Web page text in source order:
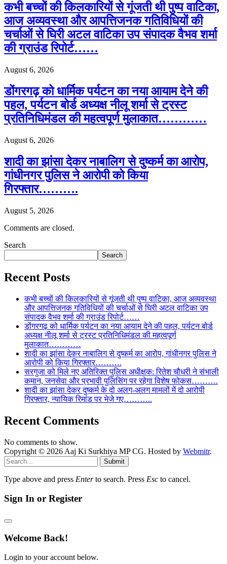
कभी बच्चों की किलकारियों से गूंजती थी पुष्प वाटिका,
आज अव्यवस्था और आपत्तिजनक गतिविधियों की
चर्चाओं से घिरी अटल वाटिका उप संपादक वैभव शर्मा
की ग्राउंड रिपोर्ट……
August 6, 2026
डोंगरगढ़ को धार्मिक पर्यटन का नया आयाम देने की
पहल, पर्यटन बोर्ड अध्यक्ष नीलू शर्मा से ट्रस्ट
प्रतिनिधिमंडल की महत्वपूर्ण मुलाकात…………
August 6, 2026
शादी का झांसा देकर नाबालिग से दुष्कर्म का आरोप,
गांधीनगर पुलिस ने आरोपी को किया
गिरफ्तार……….
August 5, 2026
Comments are closed.
Search
Search
Recent Posts
कभी बच्चों की किलकारियों से गूंजती थी पुष्प वाटिका, आज अव्यवस्था
और आपत्तिजनक गतिविधियों की चर्चाओं से घिरी अटल वाटिका उप
संपादक वैभव शर्मा की ग्राउंड रिपोर्ट……
डोंगरगढ़ को धार्मिक पर्यटन का नया आयाम देने की पहल, पर्यटन बोर्ड
अध्यक्ष नीलू शर्मा से ट्रस्ट प्रतिनिधिमंडल की महत्वपूर्ण
मुलाकात…………
शादी का झांसा देकर नाबालिग से दुष्कर्म का आरोप, गांधीनगर पुलिस ने
आरोपी को किया गिरफ्तार……….
सरगुजा को मिले नए अतिरिक्त पुलिस अधीक्षक: रितेश चौधरी ने संभाली
कमान, जनसेवा और प्रभावी पुलिसिंग पर रहेगा विशेष फोकस……….
शादी का झांसा देकर दुष्कर्म के दो अलग-अलग मामलों में दो आरोपी
गिरफ्तार, न्यायिक रिमांड पर भेजे गए………..
Recent Comments
No comments to show.
Copyright © 2026 Aaj Ki Surkhiya MP CG. Hosted by Webmitr.
Submit
Type above and press Enterto search. Press Esc to cancel.
Sign In or Register
Welcome Back!
Login to your account below.